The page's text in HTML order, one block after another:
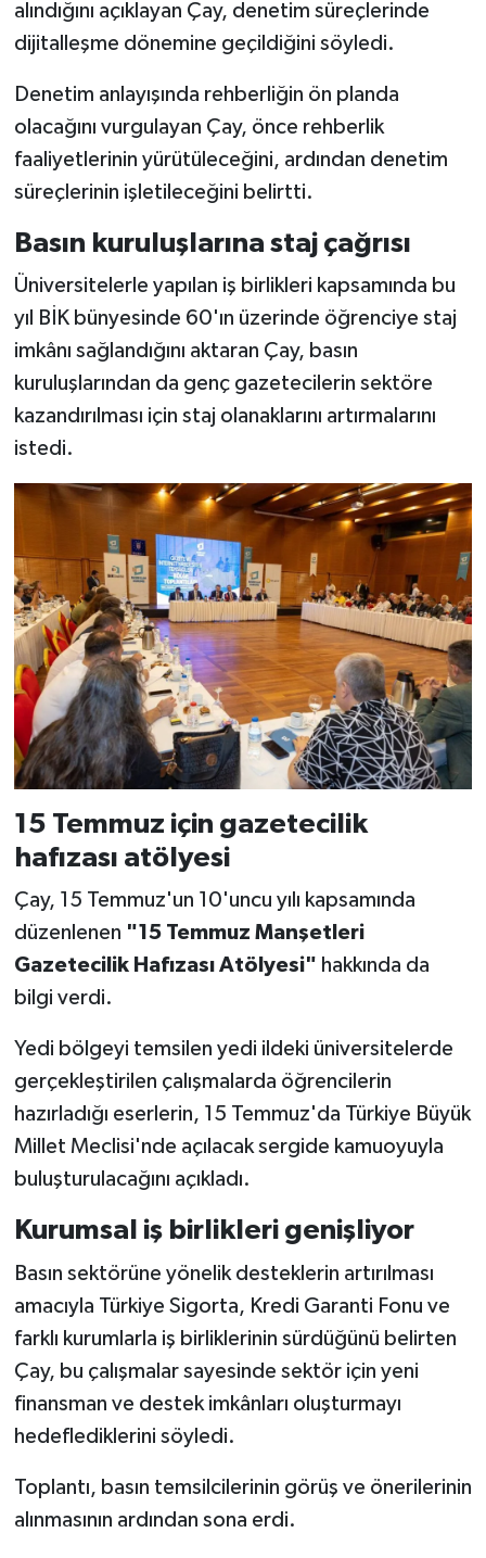
alındığını açıklayan Çay, denetim süreçlerinde
dijitalleşme dönemine geçildiğini söyledi.
Denetim anlayışında rehberliğin ön planda
olacağını vurgulayan Çay, önce rehberlik
faaliyetlerinin yürütüleceğini, ardından denetim
süreçlerinin işletileceğini belirtti.
Basın kuruluşlarına staj çağrısı
Üniversitelerle yapılan iş birlikleri kapsamında bu
yıl BİK bünyesinde 60'ın üzerinde öğrenciye staj
imkânı sağlandığını aktaran Çay, basın
kuruluşlarından da genç gazetecilerin sektöre
kazandırılması için staj olanaklarını artırmalarını
istedi.
15 Temmuz için gazetecilik
hafızası atölyesi
Çay, 15 Temmuz'un 10'uncu yılı kapsamında
düzenlenen "15 Temmuz Manşetleri
Gazetecilik Hafızası Atölyesi" hakkında da
bilgi verdi.
Yedi bölgeyi temsilen yedi ildeki üniversitelerde
gerçekleştirilen çalışmalarda öğrencilerin
hazırladığı eserlerin, 15 Temmuz'da Türkiye Büyük
Millet Meclisi'nde açılacak sergide kamuoyuyla
buluşturulacağını açıkladı.
Kurumsal iş birlikleri genişliyor
Basın sektörüne yönelik desteklerin artırılması
amacıyla Türkiye Sigorta, Kredi Garanti Fonu ve
farklı kurumlarla iş birliklerinin sürdüğünü belirten
Çay, bu çalışmalar sayesinde sektör için yeni
finansman ve destek imkânları oluşturmayı
hedeflediklerini söyledi.
Toplantı, basın temsilcilerinin görüş ve önerilerinin
alınmasının ardından sona erdi.